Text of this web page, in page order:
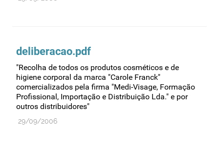
deliberacao.pdf
"Recolha de todos os produtos cosméticos e de
higiene corporal da marca "Carole Franck"
comercializados pela firma "Medi-Visage, Formação
Profissional, Importação e Distribuição Lda." e por
outros distribuidores"
29/09/2006